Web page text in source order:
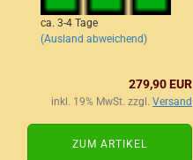
ca. 3-4 Tage
(Ausland abweichend)
279,90 EUR
inkl. 19% MwSt. zzgl. Versand
ZUM ARTIKEL